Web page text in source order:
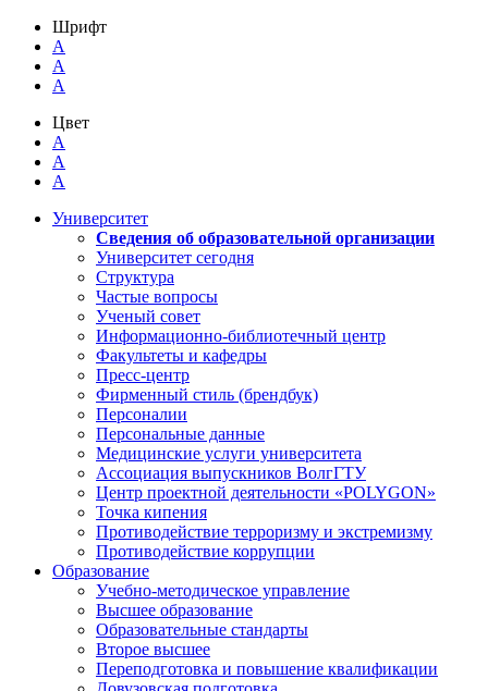
Шрифт
A
A
A
Цвет
A
A
A
Университет
Сведения об образовательной организации
Университет сегодня
Структура
Частые вопросы
Ученый совет
Информационно-библиотечный центр
Факультеты и кафедры
Пресс-центр
Фирменный стиль (брендбук)
Персоналии
Персональные данные
Медицинские услуги университета
Ассоциация выпускников ВолгГТУ
Центр проектной деятельности «POLYGON»
Точка кипения
Противодействие терроризму и экстремизму
Противодействие коррупции
Образование
Учебно-методическое управление
Высшее образование
Образовательные стандарты
Второе высшее
Переподготовка и повышение квалификации